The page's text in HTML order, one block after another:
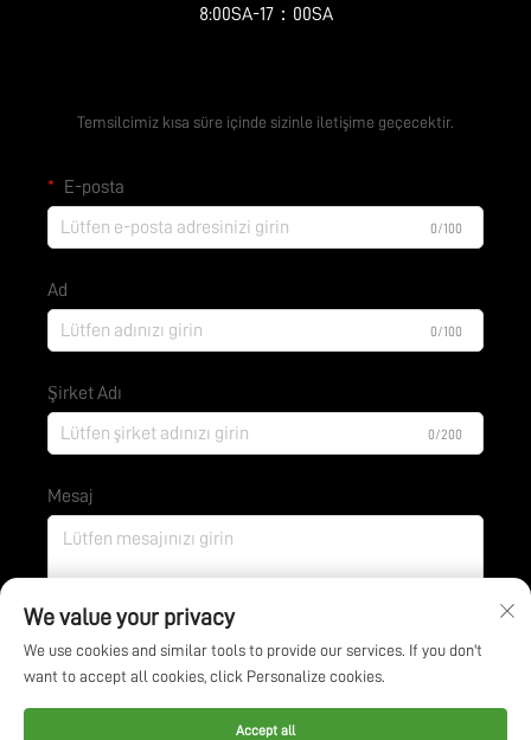
8:00SA-17：00SA
Temsilcimiz kısa süre içinde sizinle iletişime geçecektir.
E-posta
0/100
Ad
0/100
Şirket Adı
0/200
Mesaj
Gönder
We value your privacy
We use cookies and similar tools to provide our services. If you don't
want to accept all cookies, click Personalize cookies.
Accept all